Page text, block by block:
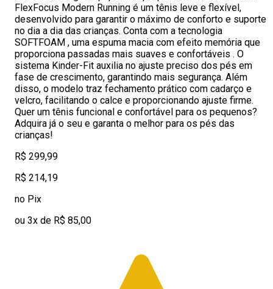
FlexFocus Modern Running é um tênis leve e flexível,
desenvolvido para garantir o máximo de conforto e suporte
no dia a dia das crianças. Conta com a tecnologia
SOFTFOAM , uma espuma macia com efeito memória que
proporciona passadas mais suaves e confortáveis . O
sistema Kinder-Fit auxilia no ajuste preciso dos pés em
fase de crescimento, garantindo mais segurança. Além
disso, o modelo traz fechamento prático com cadarço e
velcro, facilitando o calce e proporcionando ajuste firme.
Quer um tênis funcional e confortável para os pequenos?
Adquira já o seu e garanta o melhor para os pés das
crianças!
R$ 299,99
R$ 214,19
no Pix
ou 3x de R$ 85,00